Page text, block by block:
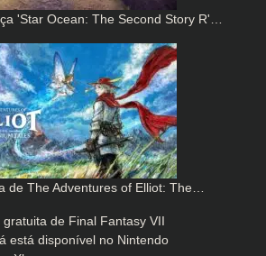
'Star Ocean: The Second Story R'…
de The Adventures of Elliot: The…